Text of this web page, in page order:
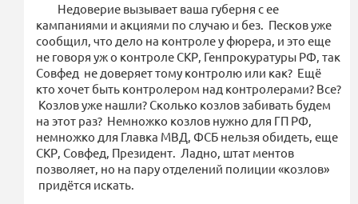
Недоверие вызывает ваша губерня с ее
кампаниями и акциями по случаю и без. Песков уже
сообщил, что дело на контроле у фюрера, и это еще
не говоря уж о контроле СКР, Генпрокуратуры РФ, так
Совфед не доверяет тому контролю или как? Ещё
кто хочет быть контролером над контролерами? Все?
Козлов уже нашли? Сколько козлов забивать будем
на этот раз? Немножко козлов нужно для ГП РФ,
немножко для Главка МВД, ФСБ нельзя обидеть, еще
СКР, Совфед, Президент. Ладно, штат ментов
позволяет, но на пару отделений полиции «козлов»
придётся искать.